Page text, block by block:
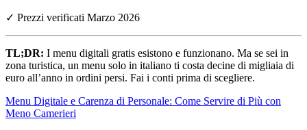
✓ Prezzi verificati Marzo 2026
TL;DR: I menu digitali gratis esistono e funzionano. Ma se sei in
zona turistica, un menu solo in italiano ti costa decine di migliaia di
euro all’anno in ordini persi. Fai i conti prima di scegliere.
Menu Digitale e Carenza di Personale: Come Servire di Più con
Meno Camerieri